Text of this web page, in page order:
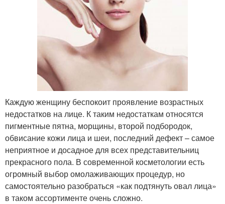
Каждую женщину беспокоит проявление возрастных
недостатков на лице. К таким недостаткам относятся
пигментные пятна, морщины, второй подбородок,
обвисание кожи лица и шеи, последний дефект – самое
неприятное и досадное для всех представительниц
прекрасного пола. В современной косметологии есть
огромный выбор омолаживающих процедур, но
самостоятельно разобраться «как подтянуть овал лица»
в таком ассортименте очень сложно.